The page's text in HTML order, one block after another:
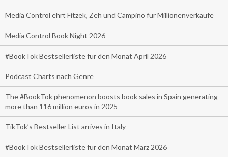
Media Control ehrt Fitzek, Zeh und Campino für Millionenverkäufe
Media Control Book Night 2026
#BookTok Bestsellerliste für den Monat April 2026
Podcast Charts nach Genre
The #BookTok phenomenon boosts book sales in Spain generating
more than 116 million euros in 2025
TikTok’s Bestseller List arrives in Italy
#BookTok Bestsellerliste für den Monat März 2026